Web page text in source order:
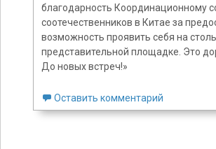
благодарность Координационному
соотечественников в Китае за
возможность проявить себя на
представительной площадке. Это
До новых встреч!»
Оставить комментарий